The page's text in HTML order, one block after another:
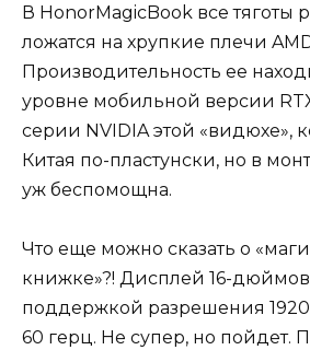
В HonorMagicBook все тяготы
ложатся на хрупкие плечи
Производительность ее
уровне мобильной версии
серии NVIDIA этой «видюхе»,
Китая по-пластунски, но в
уж беспомощна.
Что еще можно сказать о
книжке»?! Дисплей 16-
поддержкой разрешения
60 герц. Не супер, но пойдет.